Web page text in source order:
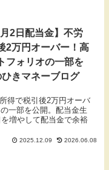
月2日配当金】不労
2万円オーバー！高
フォリオの一部を
きマネーブログ
得で税引後2万円オーバ
一部を公開。配当金生
増やして配当金で余裕
2025.12.09 2026.06.08